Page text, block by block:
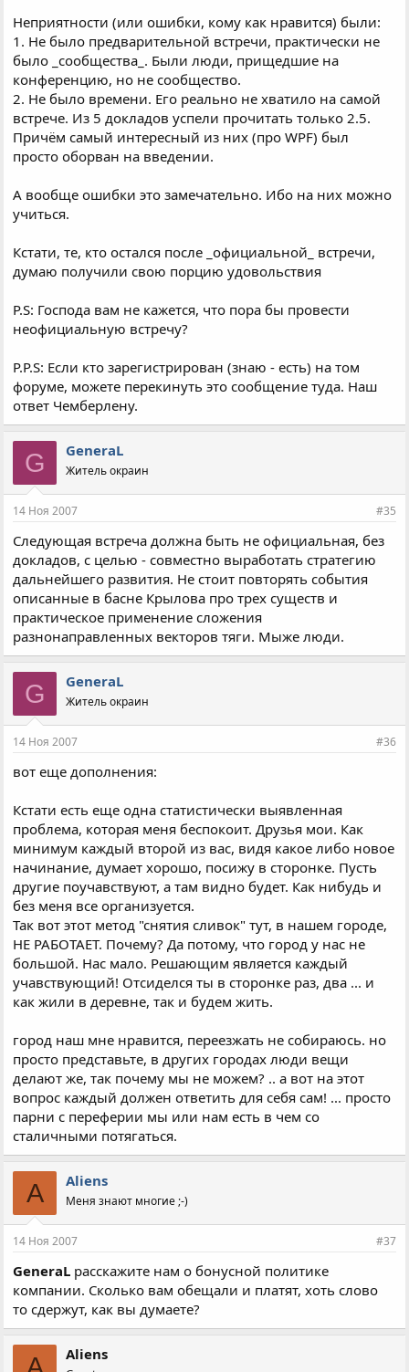
Неприятности (или ошибки, кому как нравится) были:
1. Не было предварительной встречи, практически не
было _сообщества_. Были люди, прищедшие на
конференцию, но не сообщество.
2. Не было времени. Его реально не хватило на самой
встрече. Из 5 докладов успели прочитать только 2.5.
Причём самый интересный из них (про WPF) был
просто оборван на введении.
А вообще ошибки это замечательно. Ибо на них можно
учиться.
Кстати, те, кто остался после _официальной_ встречи,
думаю получили свою порцию удовольствия
P.S: Господа вам не кажется, что пора бы провести
неофициальную встречу?
P.P.S: Если кто зарегистрирован (знаю - есть) на том
форуме, можете перекинуть это сообщение туда. Наш
ответ Чемберлену.
G GeneraL
Житель окраин
14 Ноя 2007 #35
Следующая встреча должна быть не официальная, без
докладов, с целью - совместно выработать стратегию
дальнейшего развития. Не стоит повторять события
описанные в басне Крылова про трех существ и
практическое применение сложения
разнонаправленных векторов тяги. Мыже люди.
G GeneraL
Житель окраин
14 Ноя 2007 #36
вот еще дополнения:
Кстати есть еще одна статистически выявленная
проблема, которая меня беспокоит. Друзья мои. Как
минимум каждый второй из вас, видя какое либо новое
начинание, думает хорошо, посижу в сторонке. Пусть
другие поучавствуют, а там видно будет. Как нибудь и
без меня все организуется.
Так вот этот метод "снятия сливок" тут, в нашем городе,
НЕ РАБОТАЕТ. Почему? Да потому, что город у нас не
большой. Нас мало. Решающим является каждый
учавствующий! Отсиделся ты в сторонке раз, два ... и
как жили в деревне, так и будем жить.
город наш мне нравится, переезжать не собираюсь. но
просто представьте, в других городах люди вещи
делают же, так почему мы не можем? .. а вот на этот
вопрос каждый должен ответить для себя сам! ... просто
парни с переферии мы или нам есть в чем со
сталичными потягаться.
A Aliens
Меня знают многие ;-)
14 Ноя 2007 #37
GeneraL расскажите нам о бонусной политике
компании. Сколько вам обещали и платят, хоть слово
то сдержут, как вы думаете?
A Aliens